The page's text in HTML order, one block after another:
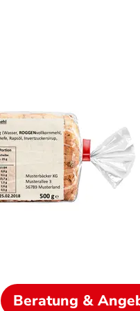
Beratung &